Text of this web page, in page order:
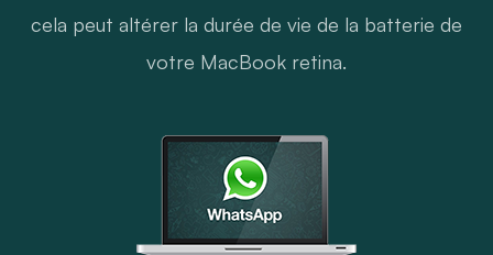
cela peut altérer la durée de vie de la batterie de
votre MacBook retina.